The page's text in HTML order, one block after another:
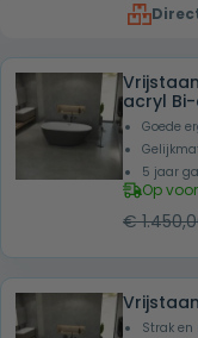
acryl
Goede
5 jaar
Op
€
Strak